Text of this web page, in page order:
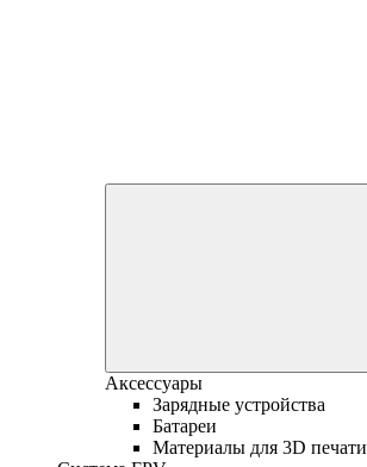
Аксессуары
Зарядные устройства
Батареи
Материалы для 3D печати